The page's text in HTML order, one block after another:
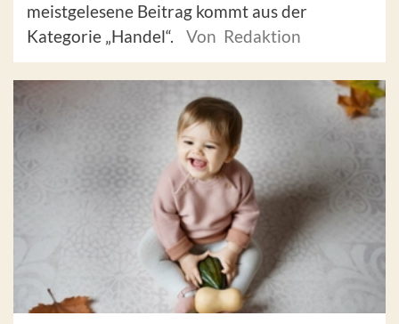
meistgelesene Beitrag kommt aus der
Kategorie „Handel“.
Von Redaktion